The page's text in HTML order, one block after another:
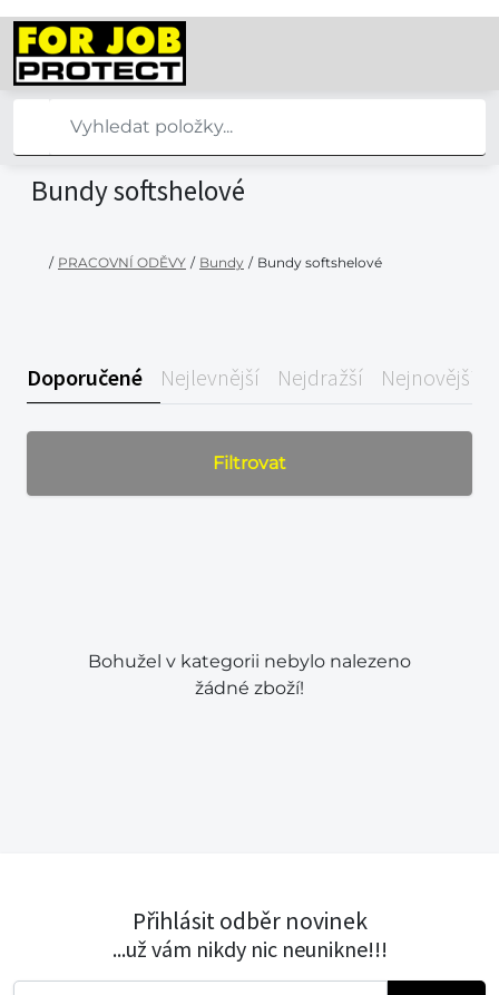
Bundy softshelové
/ PRACOVNÍ ODĚVY / Bundy / Bundy softshelové
Doporučené Nejlevnější Nejdražší Nejnovější
Filtrovat
Bohužel v kategorii nebylo nalezeno
žádné zboží!
Přihlásit odběr novinek
...už vám nikdy nic neunikne!!!